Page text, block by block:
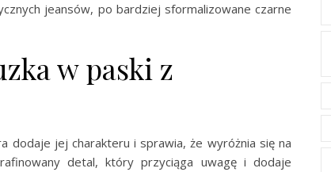
jeansów, po bardziej sformalizowane czarne
w paski z
dodaje jej charakteru i sprawia, że wyróżnia się na
detal, który przyciąga uwagę i dodaje